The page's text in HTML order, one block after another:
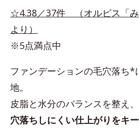
☆4.38／37件 （オルビス「み
より）
※5点満点中
ファンデーションの毛穴落ち*
地。
皮脂と水分のバランスを整え、
穴落ちしにくい仕上がりをキ